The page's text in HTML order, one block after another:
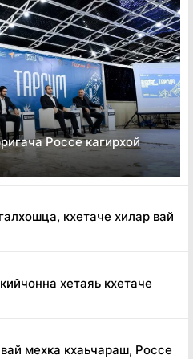
Россе кагирхой
кхетаче хилар вай
хетаяь кхетаче
мехка кхаьчараш, Россе